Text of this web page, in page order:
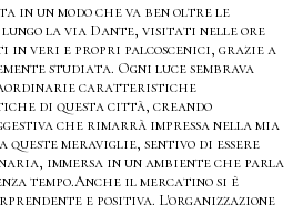
in un modo che va ben oltre le
lungo la via Dante, visitati nelle ore
in veri e propri palcoscenici, grazie a
studiata. Ogni luce sembrava
caratteristiche
di questa città, creando
che rimarrà impressa nella mia
queste meraviglie, sentivo di essere
immersa in un ambiente che parla
tempo.Anche il mercatino si è
e positiva. L'organizzazione